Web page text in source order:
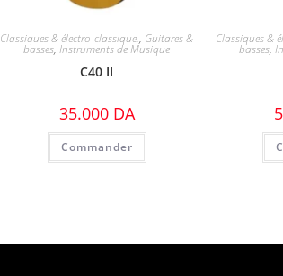
Classiques & électro-classique., Guitares &
basses,Instruments de Musique
C40 II
35.000DA
Commander
Classiques &
basses,